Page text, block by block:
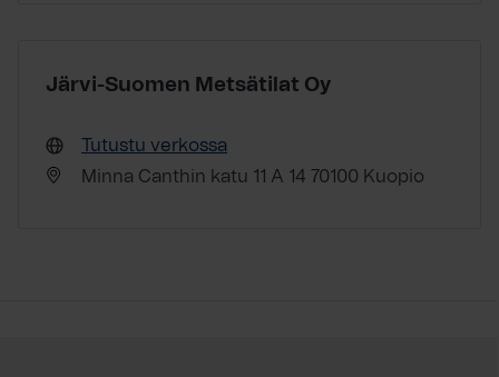
Järvi-Suomen Metsätilat Oy
Tutustu verkossa
Minna Canthin katu 11 A 14 70100 Kuopio